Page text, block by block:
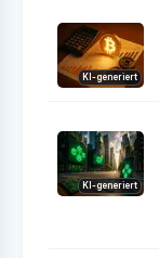
KI-generiert
KI-generiert